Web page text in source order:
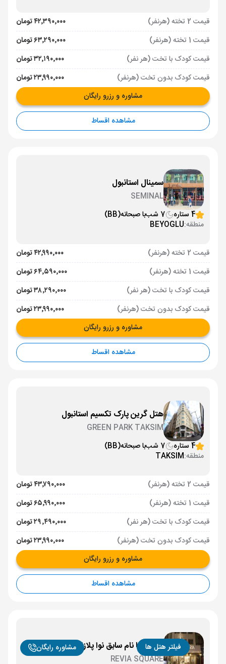
فیلتر هتل ها
قیمت 2 تخته (هرنفر)
۴۲٬۳۹۰٬۰۰۰ تومان
قیمت 1 تخته (هرنفر)
۶۳٬۲۹۰٬۰۰۰ تومان
قیمت کودک با تخت (هر نفر)
۳۲٬۱۹۰٬۰۰۰ تومان
قیمت کودک بدون تخت (هرنفر)
۲۳٬۹۹۰٬۰۰۰ تومان
مشاوره و رزرو رایگان
مشاهده اقساط
سمینال استانبول
SEMINAL
4 ستاره
7 شب با صبحانه(BB)
منطقه:BEYOGLU
قیمت 2 تخته (هرنفر)
۴۲٬۹۹۰٬۰۰۰ تومان
قیمت 1 تخته (هرنفر)
۶۴٬۵۹۰٬۰۰۰ تومان
قیمت کودک با تخت (هر نفر)
۳۸٬۲۹۰٬۰۰۰ تومان
قیمت کودک بدون تخت (هرنفر)
۲۳٬۹۹۰٬۰۰۰ تومان
مشاوره و رزرو رایگان
مشاهده اقساط
هتل گرین پارک تکسیم استانبول
GREEN PARK TAKSIM
4 ستاره
7 شب با صبحانه(BB)
منطقه:TAKSIM
قیمت 2 تخته (هرنفر)
۴۳٬۷۹۰٬۰۰۰ تومان
قیمت 1 تخته (هرنفر)
۶۵٬۹۹۰٬۰۰۰ تومان
قیمت کودک با تخت (هر نفر)
۲۹٬۴۹۰٬۰۰۰ تومان
قیمت کودک بدون تخت (هرنفر)
۲۳٬۹۹۰٬۰۰۰ تومان
مشاوره و رزرو رایگان
مشاهده اقساط
هتل رویا نام سابق نوا پلازا کریستال استانبول
REVIA SQUARE
مشاوره رایگان